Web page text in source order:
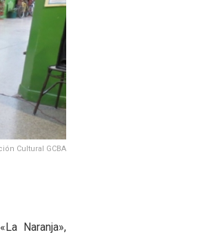
Cultural GCBA
Naranja»,